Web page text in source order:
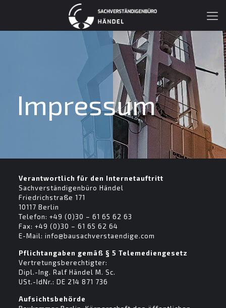
Impressum
Verantwortlich für den Internetauftritt
Sachverständigenbüro Händel
Friedrichstraße 171
10117 Berlin
Telefon: +49 (0)30 – 61 65 62 63
Fax: +49 (0)30 – 61 65 62 64
E-Mail: info@bausachverstaendige.com
Pflichtangaben gemäß § 5 Telemediengesetz
Vertretungsberechtigter:
Dipl.-Ing. Ralf Händel M. Sc.
USt.-IdNr.: DE 214 871 736
Aufsichtsbehörde